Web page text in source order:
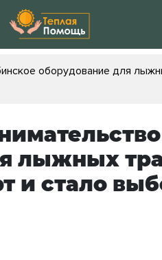
оборудование для
лыжных
и стало